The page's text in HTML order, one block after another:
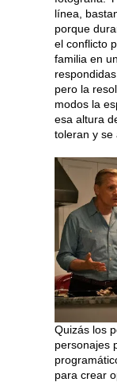
línea,
porque
el conflicto
familia en
pero la
modos la
esa altura
toleran y se
Quizás los
personajes
para crear